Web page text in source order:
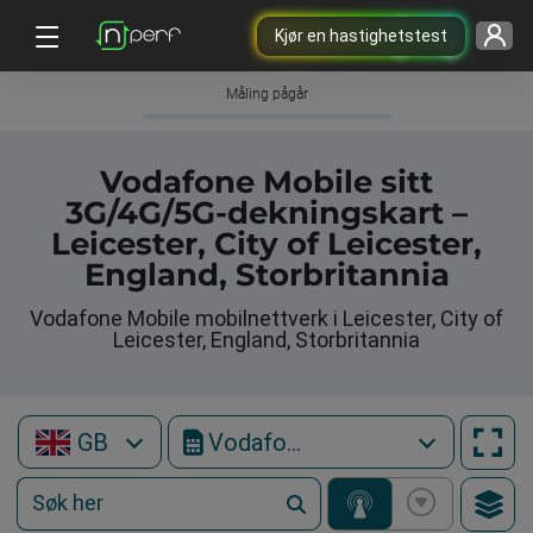
Kjør en hastighetstest
Måling pågår
Vodafone Mobile sitt
3G/4G/5G-dekningskart –
Leicester, City of Leicester,
England, Storbritannia
Vodafone Mobile mobilnettverk i Leicester, City of
Leicester, England, Storbritannia
GB Vodafone Mobile